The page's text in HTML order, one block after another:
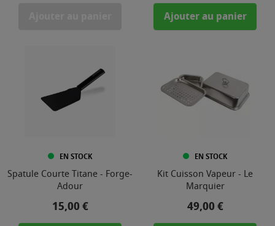
Ajouter au panier
EN STOCK
Spatule Courte Titane - Forge-
Adour
Prix
15,00 €
EN STOCK
Kit Cuisson Vapeur - Le
Marquier
Prix
49,00 €